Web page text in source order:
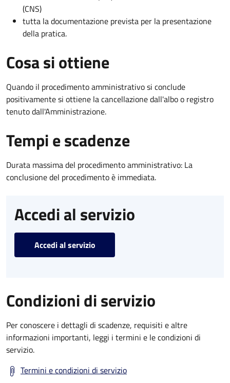
(CNS)
tutta la documentazione prevista per la presentazione
della pratica.
Cosa si ottiene
Quando il procedimento amministrativo si conclude
positivamente si ottiene la cancellazione dall'albo o registro
tenuto dall'Amministrazione.
Tempi e scadenze
Durata massima del procedimento amministrativo: La
conclusione del procedimento è immediata.
Accedi al servizio
Accedi al servizio
Condizioni di servizio
Per conoscere i dettagli di scadenze, requisiti e altre
informazioni importanti, leggi i termini e le condizioni di
servizio.
Termini e condizioni di servizio